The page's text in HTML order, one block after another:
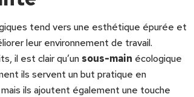
tend vers une esthétique épurée et
leur environnement de travail.
il est clair qu’un sous-main écologique
ils servent un but pratique en
ils ajoutent également une touche